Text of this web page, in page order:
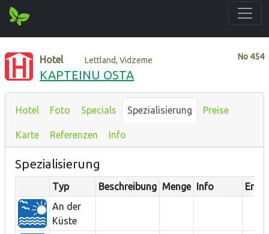
No 454
Hotel Lettland, Vidzeme
KAPTEINU OSTA
Hotel Foto Specials Spezialisierung Preise
Karte Referenzen Info
Spezialisierung
Typ Beschreibung Menge Info
An der
Küste